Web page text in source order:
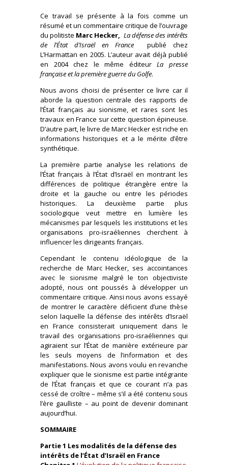
Ce travail se présente à la fois comme un
résumé et un commentaire critique de l’ouvrage
du politiste Marc Hecker, La défense des intérêts
de l’État d’Israël en France publié chez
L’Harmattan en 2005. L’auteur avait déjà publié
en 2004 chez le même éditeurLa presse
française et la première guerre du Golfe.
Nous avons choisi de présenter ce livre car il
aborde la question centrale des rapports de
l’État français au sionisme, et rares sont les
travaux en France sur cette question épineuse.
D’autre part, le livre de Marc Hecker est riche en
informations historiques et a le mérite d’être
synthétique.
La première partie analyse les relations de
l’État français à l’État d’Israël en montrant les
différences de politique étrangère entre la
droite et la gauche ou entre les périodes
historiques. La deuxième partie plus
sociologique veut mettre en lumière les
mécanismes par lesquels les institutions et les
organisations pro-israéliennes cherchent à
influencer les dirigeants français.
Cependant le contenu idéologique de la
recherche de Marc Hecker, ses accointances
avec le sionisme malgré le ton objectiviste
adopté, nous ont poussés à développer un
commentaire critique. Ainsi nous avons essayé
de montrer le caractère déficient d’une thèse
selon laquelle la défense des intérêts d’Israël
en France consisterait uniquement dans le
travail des organisations pro-israéliennes qui
agiraient sur l’État de manière extérieure par
les seuls moyens de l’information et des
manifestations. Nous avons voulu en revanche
expliquer que le sionisme est partie intégrante
de l’État français et que ce courant n’a pas
cessé de croître – même s’il a été contenu sous
l’ère gaulliste – au point de devenir dominant
aujourd’hui.
SOMMAIRE
Partie 1 Les modalités de la défense des
intérêts de l’État d’Israël en France